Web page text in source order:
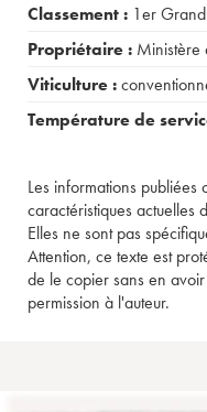
Classement : 1er
Propriétaire : Ministère
Viticulture :
Température de
Les informations publiées
caractéristiques actuelles
Elles ne sont pas
Attention, ce texte est
de le copier sans en
permission à l'auteur.